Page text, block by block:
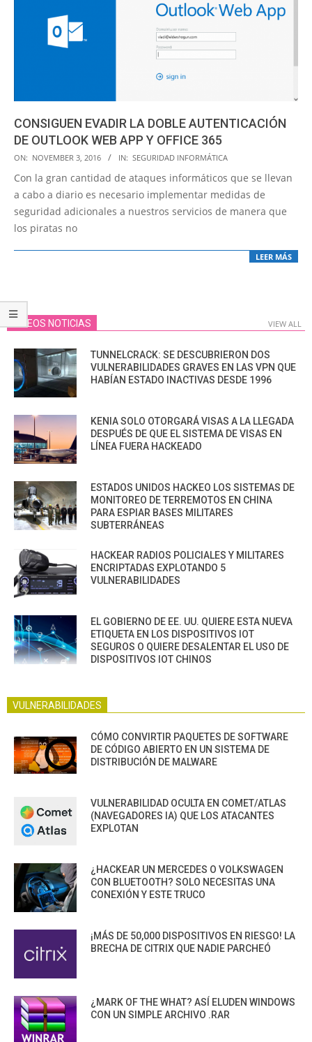
CONSIGUEN EVADIR LA DOBLE AUTENTICACIÓN
DE OUTLOOK WEB APP Y OFFICE 365
2016-
11-
03
ON: NOVEMBER 3, 2016 IN: SEGURIDAD INFORMÁTICA
Con la gran cantidad de ataques informáticos que se llevan
a cabo a diario es necesario implementar medidas de
seguridad adicionales a nuestros servicios de manera que
los piratas no
LEER MÁS
VIDEOS NOTICIAS VIEW ALL
TUNNELCRACK: SE DESCUBRIERON DOS
VULNERABILIDADES GRAVES EN LAS VPN QUE
HABÍAN ESTADO INACTIVAS DESDE 1996
KENIA SOLO OTORGARÁ VISAS A LA LLEGADA
DESPUÉS DE QUE EL SISTEMA DE VISAS EN
LÍNEA FUERA HACKEADO
ESTADOS UNIDOS HACKEO LOS SISTEMAS DE
MONITOREO DE TERREMOTOS EN CHINA
PARA ESPIAR BASES MILITARES
SUBTERRÁNEAS
HACKEAR RADIOS POLICIALES Y MILITARES
ENCRIPTADAS EXPLOTANDO 5
VULNERABILIDADES
EL GOBIERNO DE EE. UU. QUIERE ESTA NUEVA
ETIQUETA EN LOS DISPOSITIVOS IOT
SEGUROS O QUIERE DESALENTAR EL USO DE
DISPOSITIVOS IOT CHINOS
VULNERABILIDADES
CÓMO CONVIRTIR PAQUETES DE SOFTWARE
DE CÓDIGO ABIERTO EN UN SISTEMA DE
DISTRIBUCIÓN DE MALWARE
VULNERABILIDAD OCULTA EN COMET/ATLAS
(NAVEGADORES IA) QUE LOS ATACANTES
EXPLOTAN
¿HACKEAR UN MERCEDES O VOLKSWAGEN
CON BLUETOOTH? SOLO NECESITAS UNA
CONEXIÓN Y ESTE TRUCO
¡MÁS DE 50,000 DISPOSITIVOS EN RIESGO! LA
BRECHA DE CITRIX QUE NADIE PARCHEÓ
¿MARK OF THE WHAT? ASÍ ELUDEN WINDOWS
CON UN SIMPLE ARCHIVO .RAR